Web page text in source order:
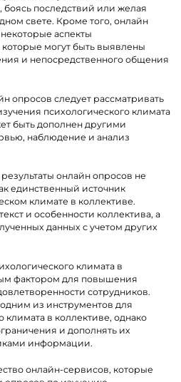
боясь последствий или желая
свете. Кроме того, онлайн
аспекты
которые могут быть выявлены
и непосредственного общения
опросов следует рассматривать
психологического климата
быть дополнен другими
наблюдение и анализ
онлайн опросов не
единственный источник
климате в коллективе.
и особенности коллектива, а
данных с учетом других
климата в
фактором для повышения
сотрудников.
из инструментов для
климата в коллективе, однако
и дополнять их
информации.
онлайн-сервисов, которые